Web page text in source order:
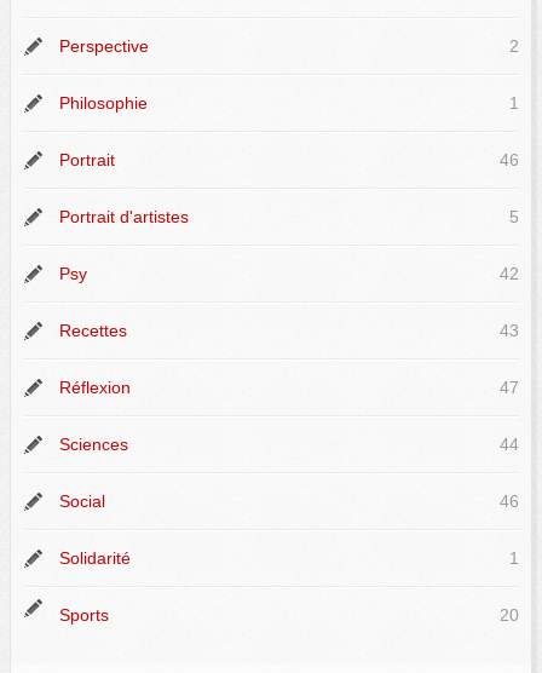
Perspective 2
Philosophie 1
Portrait 46
Portrait d'artistes 5
Psy 42
Recettes 43
Réflexion 47
Sciences 44
Social 46
Solidarité 1
Sports 20